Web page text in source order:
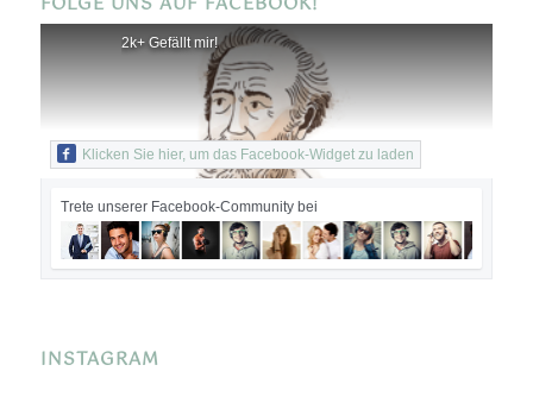
2k+ Gefällt mir!
Klicken Sie hier, um das Facebook-Widget zu laden
Trete unserer Facebook-Community bei
INSTAGRAM